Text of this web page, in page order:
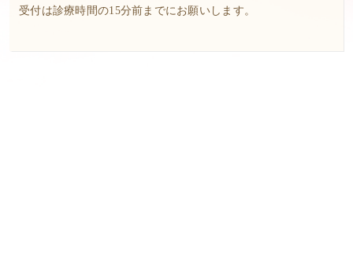
受付は診療時間の15分前までにお願いします。